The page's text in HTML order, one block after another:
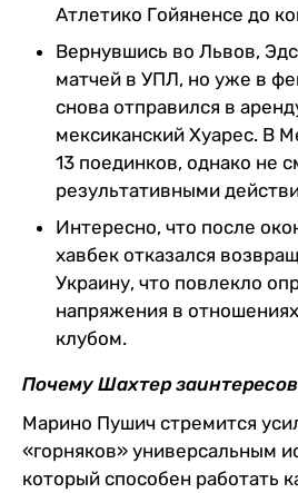
Атлетико Гойяненсе до
Вернувшись во Львов,
матчей в УПЛ, но уже в
снова отправился в
мексиканский Хуарес. В
13 поединков, однако не
результативными
Интересно, что после
хавбек отказался
Украину, что повлекло
напряжения в
клубом.
Почему Шахтер
Марино Пушич стремится
«горняков» универсальным
который способен работать